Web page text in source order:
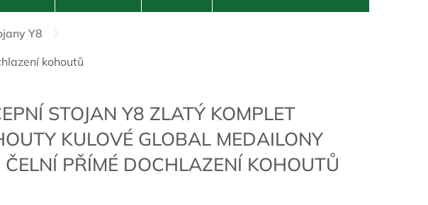
Y8
kohoutů
STOJAN Y8 ZLATÝ KOMPLET
KULOVÉ GLOBAL MEDAILONY
ČELNÍ PŘÍMÉ DOCHLAZENÍ KOHOUTŮ